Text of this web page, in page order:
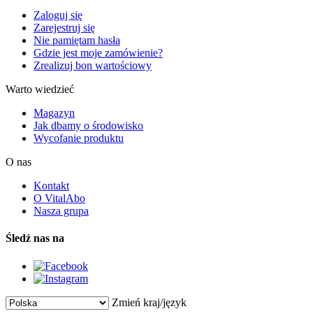
Zaloguj się
Zarejestruj się
Nie pamiętam hasła
Gdzie jest moje zamówienie?
Zrealizuj bon wartościowy
Warto wiedzieć
Magazyn
Jak dbamy o środowisko
Wycofanie produktu
O nas
Kontakt
O VitalAbo
Nasza grupa
Śledź nas na
Zmień kraj/język